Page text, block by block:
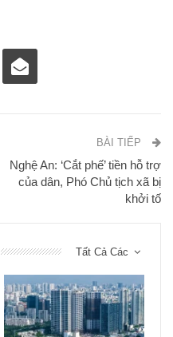
BÀI TIẾP
Nghệ An: ‘Cắt phế’ tiền hỗ trợ
của dân, Phó Chủ tịch xã bị
khởi tố
Tất Cả Các